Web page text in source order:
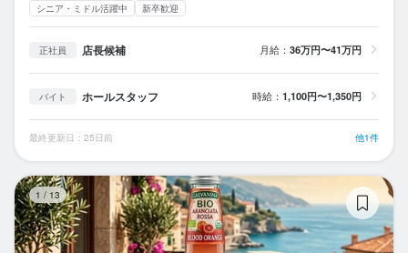
シニア・ミドル活躍中
新卒歓迎
正社員 店長候補 月給： 36万円〜41万円
バイト ホールスタッフ 時給： 1,100円〜1,350円
最終更新日：25日前 他1件
1 / 13